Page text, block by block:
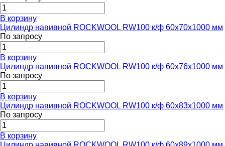
В корзину
Цилиндр навивной ROCKWOOL RW100 к/ф 60x70x1000 мм
По запросу
В корзину
Цилиндр навивной ROCKWOOL RW100 к/ф 60x76x1000 мм
По запросу
В корзину
Цилиндр навивной ROCKWOOL RW100 к/ф 60x83x1000 мм
По запросу
В корзину